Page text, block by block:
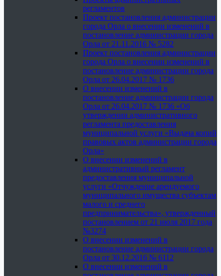
регламентов
Проект постановления администрации
города Орла о внесении изменений в
постановление администрации города
Орла от 21.11.2016 № 5282
Проект постановления администрации
города Орла о внесении изменений в
постановление администрации города
Орла от 26.04.2017 № 1736
О внесении изменений в
постановление администрации города
Орла от 26.04.2017 № 1736 «Об
утверждении административного
регламента предоставления
муниципальной услуги «Выдача копий
правовых актов администрации города
Орла»
О внесении изменений в
административный регламент
предоставления муниципальной
услуги «Отчуждение арендуемого
муниципального имущества субъектам
малого и среднего
предпринимательства», утвержденный
постановлением от 21 июля 2017 года
№3274
О внесении изменений в
постановление администрации города
Орла от 30.12.2016 № 6112
О внесении изменений в